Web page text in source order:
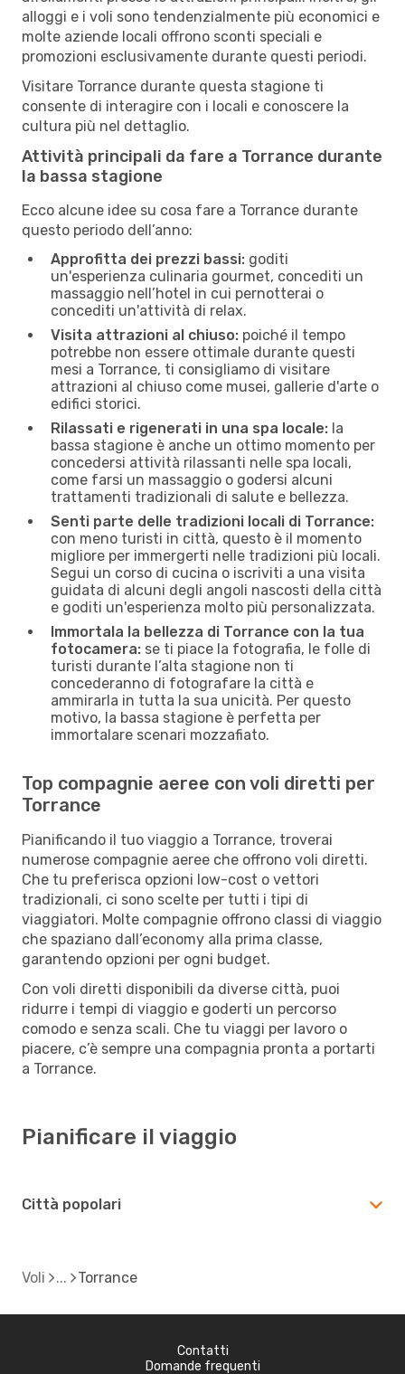
alloggi e i voli sono tendenzialmente più economici e
molte aziende locali offrono sconti speciali e
promozioni esclusivamente durante questi periodi.
Visitare Torrance durante questa stagione ti
consente di interagire con i locali e conoscere la
cultura più nel dettaglio.
Attività principali da fare a Torrance durante
la bassa stagione
Ecco alcune idee su cosa fare a Torrance durante
questo periodo dell’anno:
Approfitta dei prezzi bassi: goditi
un'esperienza culinaria gourmet, concediti un
massaggio nell’hotel in cui pernotterai o
concediti un'attività di relax.
Visita attrazioni al chiuso: poiché il tempo
potrebbe non essere ottimale durante questi
mesi a Torrance, ti consigliamo di visitare
attrazioni al chiuso come musei, gallerie d'arte o
edifici storici.
Rilassati e rigenerati in una spa locale: la
bassa stagione è anche un ottimo momento per
concedersi attività rilassanti nelle spa locali,
come farsi un massaggio o godersi alcuni
trattamenti tradizionali di salute e bellezza.
Senti parte delle tradizioni locali di Torrance:
con meno turisti in città, questo è il momento
migliore per immergerti nelle tradizioni più locali.
Segui un corso di cucina o iscriviti a una visita
guidata di alcuni degli angoli nascosti della città
e goditi un'esperienza molto più personalizzata.
Immortala la bellezza di Torrance con la tua
fotocamera: se ti piace la fotografia, le folle di
turisti durante l’alta stagione non ti
concederanno di fotografare la città e
ammirarla in tutta la sua unicità. Per questo
motivo, la bassa stagione è perfetta per
immortalare scenari mozzafiato.
Top compagnie aeree con voli diretti per
Torrance
Pianificando il tuo viaggio a Torrance, troverai
numerose compagnie aeree che offrono voli diretti.
Che tu preferisca opzioni low-cost o vettori
tradizionali, ci sono scelte per tutti i tipi di
viaggiatori. Molte compagnie offrono classi di viaggio
che spaziano dall’economy alla prima classe,
garantendo opzioni per ogni budget.
Con voli diretti disponibili da diverse città, puoi
ridurre i tempi di viaggio e goderti un percorso
comodo e senza scali. Che tu viaggi per lavoro o
piacere, c’è sempre una compagnia pronta a portarti
a Torrance.
Pianificare il viaggio
Città popolari
Voli Torrance
Contatti
Domande frequenti